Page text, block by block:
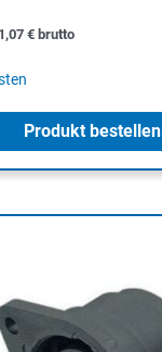
€ brutto
Produkt bestellen